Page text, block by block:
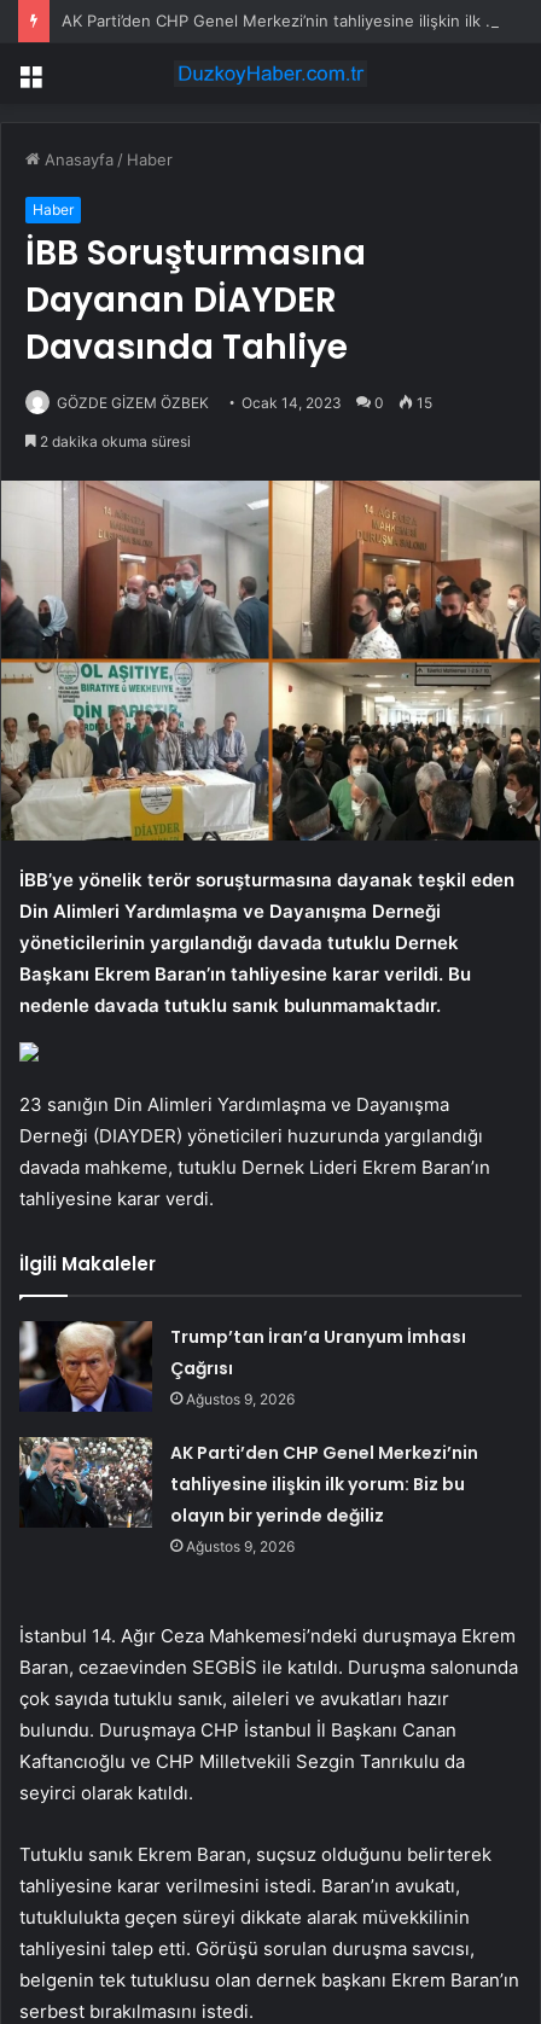
AK Parti’den CHP Genel Merkezi’nin tahliyesine ilişkin ilk yorum: Biz bu olayın bir yerinde değiliz
Menü
Anasayfa / Haber
Haber
İBB Soruşturmasına
Dayanan DİAYDER
Davasında Tahliye
GÖZDE GİZEM ÖZBEK Ocak 14, 2023 0 15
2 dakika okuma süresi
İBB’ye yönelik terör soruşturmasına dayanak teşkil eden
Din Alimleri Yardımlaşma ve Dayanışma Derneği
yöneticilerinin yargılandığı davada tutuklu Dernek
Başkanı Ekrem Baran’ın tahliyesine karar verildi. Bu
nedenle davada tutuklu sanık bulunmamaktadır.
23 sanığın Din Alimleri Yardımlaşma ve Dayanışma
Derneği (DIAYDER) yöneticileri huzurunda yargılandığı
davada mahkeme, tutuklu Dernek Lideri Ekrem Baran’ın
tahliyesine karar verdi.
İlgili Makaleler
Trump’tan İran’a Uranyum İmhası
Çağrısı
Ağustos 9, 2026
AK Parti’den CHP Genel Merkezi’nin
tahliyesine ilişkin ilk yorum: Biz bu
olayın bir yerinde değiliz
Ağustos 9, 2026
İstanbul 14. Ağır Ceza Mahkemesi’ndeki duruşmaya Ekrem
Baran, cezaevinden SEGBİS ile katıldı. Duruşma salonunda
çok sayıda tutuklu sanık, aileleri ve avukatları hazır
bulundu. Duruşmaya CHP İstanbul İl Başkanı Canan
Kaftancıoğlu ve CHP Milletvekili Sezgin Tanrıkulu da
seyirci olarak katıldı.
Tutuklu sanık Ekrem Baran, suçsuz olduğunu belirterek
tahliyesine karar verilmesini istedi. Baran’ın avukatı,
tutuklulukta geçen süreyi dikkate alarak müvekkilinin
tahliyesini talep etti. Görüşü sorulan duruşma savcısı,
belgenin tek tutuklusu olan dernek başkanı Ekrem Baran’ın
serbest bırakılmasını istedi.